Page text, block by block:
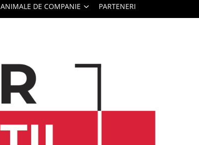
ANIMALE DE COMPANIE PARTENERI